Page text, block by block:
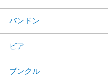
バンドン
ビア
ブンクル